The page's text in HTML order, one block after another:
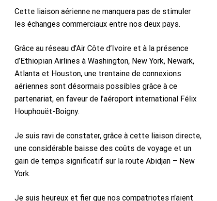
Cette liaison aérienne ne manquera pas de stimuler
les échanges commerciaux entre nos deux pays.
Grâce au réseau d’Air Côte d’Ivoire et à la présence
d’Ethiopian Airlines à Washington, New York, Newark,
Atlanta et Houston, une trentaine de connexions
aériennes sont désormais possibles grâce à ce
partenariat, en faveur de l’aéroport international Félix
Houphouët-Boigny.
Je suis ravi de constater, grâce à cette liaison directe,
une considérable baisse des coûts de voyage et un
gain de temps significatif sur la route Abidjan – New
York.
Je suis heureux et fier que nos compatriotes n’aient